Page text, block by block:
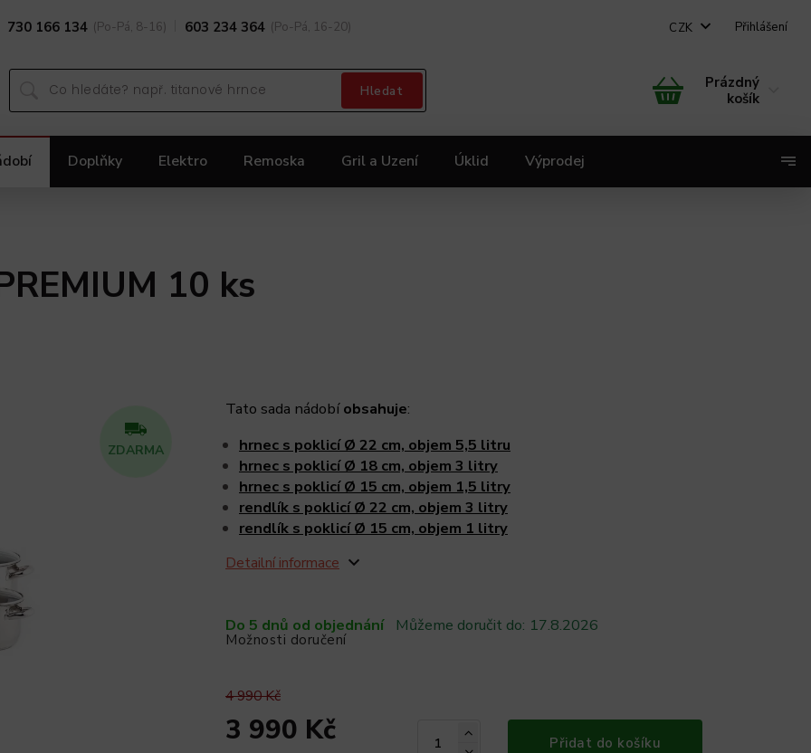
730 166 134 (Po-Pá, 8-16) 603 234 364 (Po-Pá, 16-20) CZK Přihlášení
Hledat
Prázdný
košík
Doplňky Elektro Remoska Gril a Uzení Úklid Výprodej
10 ks
ZDARMA
Do 5 dnů od objednání Můžeme doručit do: 17.8.2026
Možnosti doručení
4 990 Kč
3 990 Kč Přidat do košíku
Tato sada nádobíobsahuje:
hrnec s poklicí Ø 22 cm, objem 5,5 litru
hrnec s poklicí Ø 18 cm, objem 3 litry
hrnec s poklicí Ø 15 cm, objem 1,5 litry
rendlík s poklicíØ 22 cm, objem 3 litry
rendlík s poklicí Ø 15 cm, objem 1 litry
Detailní informace